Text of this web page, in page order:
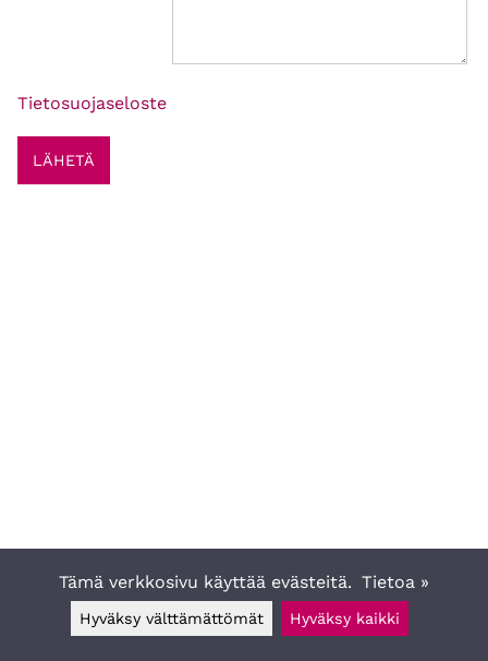
Tietosuojaseloste
Tämä verkkosivu käyttää evästeitä. Tietoa »
Hyväksy välttämättömät Hyväksy kaikki